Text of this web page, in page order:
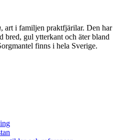
, art i familjen praktfjärilar. Den har
bred, gul ytterkant och äter bland
finns i hela Sverige.